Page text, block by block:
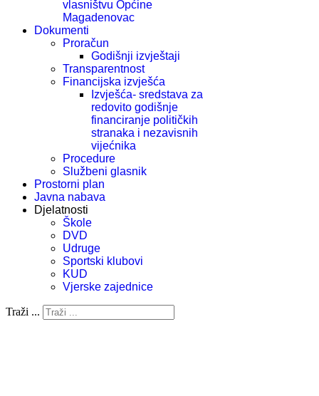
vlasništvu Općine
Magadenovac
Dokumenti
Proračun
Godišnji izvještaji
Transparentnost
Financijska izvješća
Izvješća- sredstava za
redovito godišnje
financiranje političkih
stranaka i nezavisnih
vijećnika
Procedure
Službeni glasnik
Prostorni plan
Javna nabava
Djelatnosti
Škole
DVD
Udruge
Sportski klubovi
KUD
Vjerske zajednice
Traži ...